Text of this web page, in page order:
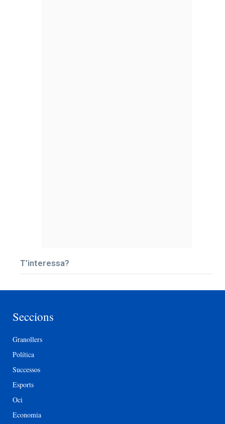
T’interessa?
Seccions
Granollers
Política
Successos
Esports
Oci
Economia